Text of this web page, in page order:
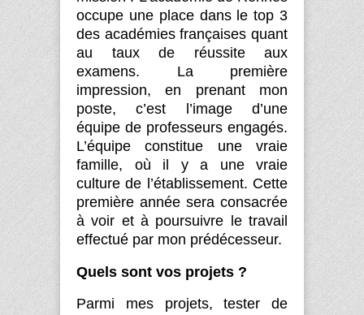
occupe une place dans le top 3
des académies françaises quant
au taux de réussite aux
examens. La première
impression, en prenant mon
poste, c’est l’image d’une
équipe de professeurs engagés.
L’équipe constitue une vraie
famille, où il y a une vraie
culture de l’établissement. Cette
première année sera consacrée
à voir et à poursuivre le travail
effectué par mon prédécesseur.
Quels sont vos projets ?
Parmi mes projets, tester de